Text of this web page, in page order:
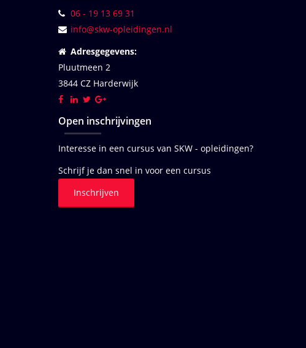
06 - 19 13 69 31
info@skw-opleidingen.nl
Adresgegevens:
Pluutmeen 2
3844 CZ Harderwijk
Open inschrijvingen
Interesse in een cursus van SKW - opleidingen?
Schrijf je dan snel in voor een cursus
Inschrijven